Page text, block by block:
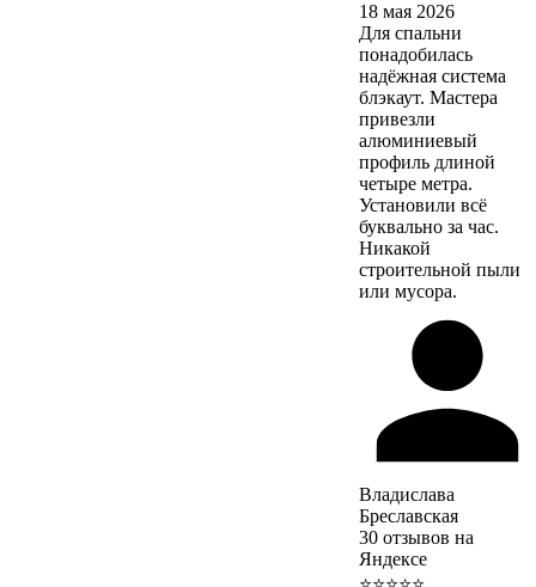
18 мая 2026
Для спальни
понадобилась
надёжная система
блэкаут. Мастера
привезли
алюминиевый
профиль длиной
четыре метра.
Установили всё
буквально за час.
Никакой
строительной пыли
или мусора.
Владислава
Бреславская
30 отзывов на
Яндексе